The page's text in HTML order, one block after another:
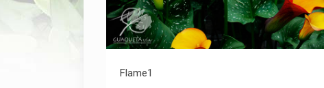
Flame1